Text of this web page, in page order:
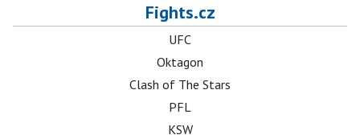
Fights.cz
UFC
Oktagon
Clash of The Stars
PFL
KSW